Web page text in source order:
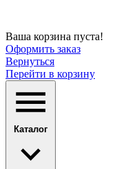
Ваша корзина пуста!
Оформить заказ
Вернуться
Перейти в корзину
Каталог